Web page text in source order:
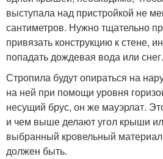
выступала над пристройкой не
сантиметров. Нужно тщательно
привязать конструкцию к стене,
попадать дождевая вода или снег.
Стропила будут опираться на
на ней при помощи уровня
несущий брус, он же мауэрлат.
и чем выше делают угол крыши
выбранный кровельный
должен быть.